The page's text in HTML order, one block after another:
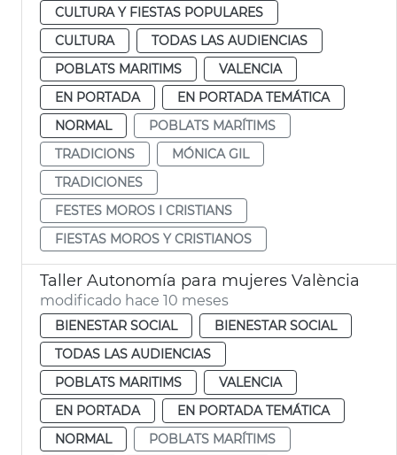
CULTURA Y FIESTAS POPULARES
CULTURA
TODAS LAS AUDIENCIAS
POBLATS MARITIMS
VALENCIA
EN PORTADA
EN PORTADA TEMÁTICA
NORMAL
POBLATS MARÍTIMS
TRADICIONS
MÓNICA GIL
TRADICIONES
FESTES MOROS I CRISTIANS
FIESTAS MOROS Y CRISTIANOS
Taller Autonomía para mujeres València
modificado hace 10 meses
BIENESTAR SOCIAL
BIENESTAR SOCIAL
TODAS LAS AUDIENCIAS
POBLATS MARITIMS
VALENCIA
EN PORTADA
EN PORTADA TEMÁTICA
NORMAL
POBLATS MARÍTIMS